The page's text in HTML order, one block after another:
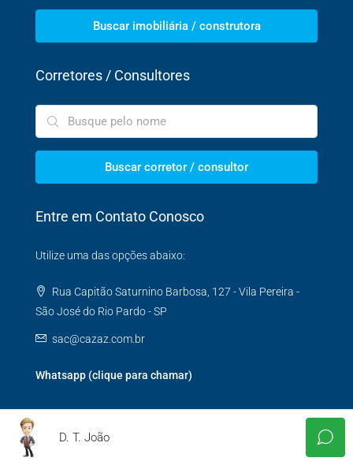
Buscar imobiliária / construtora
Corretores / Consultores
Buscar corretor / consultor
Entre em Contato Conosco
Utilize uma das opções abaixo:
Rua Capitão Saturnino Barbosa, 127 - Vila Pereira -
São José do Rio Pardo - SP
sac@cazaz.com.br
Whatsapp (clique para chamar)
D. T. João